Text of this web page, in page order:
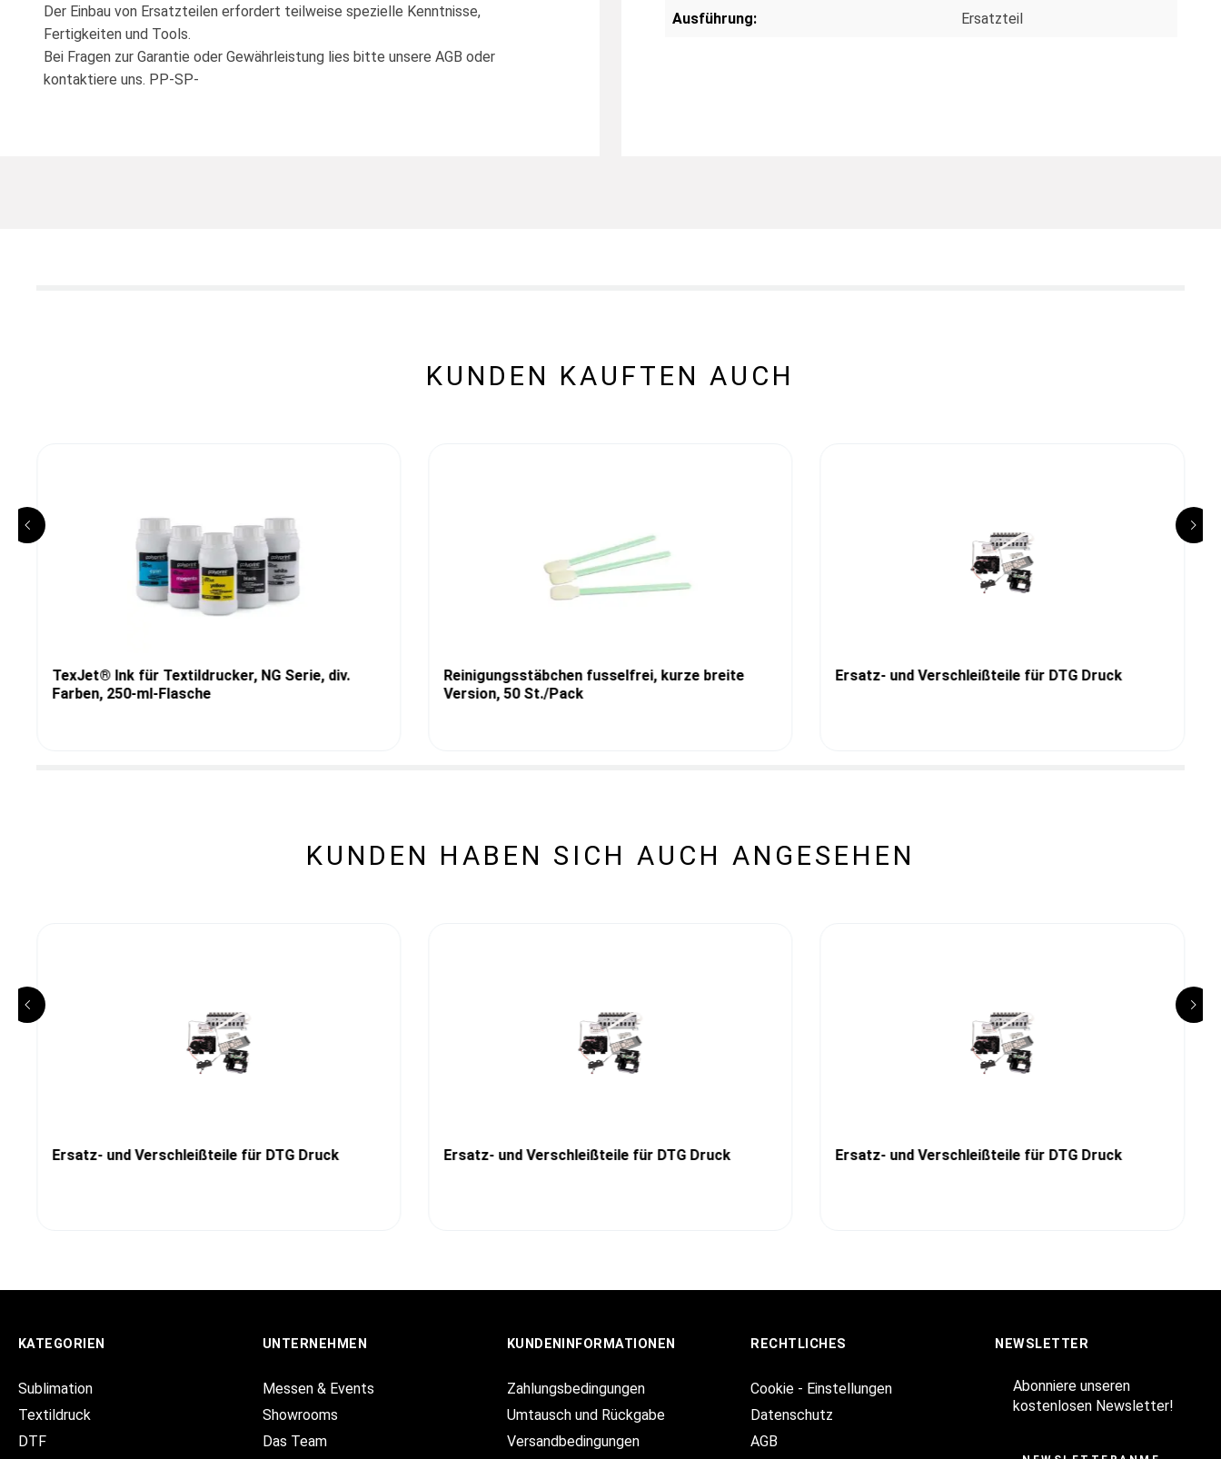
Der Einbau von Ersatzteilen erfordert teilweise spezielle Kenntnisse,
Fertigkeiten und Tools.
Bei Fragen zur Garantie oder Gewährleistung lies bitte unsere AGB oder
kontaktiere uns. PP-SP-
Ausführung: Ersatzteil
KUNDEN KAUFTEN AUCH
TexJet® Ink für Textildrucker, NG Serie, div.
Farben, 250-ml-Flasche
Reinigungsstäbchen fusselfrei, kurze breite
Version, 50 St./Pack
Ersatz- und Verschleißteile für DTG Druck
KUNDEN HABEN SICH AUCH ANGESEHEN
Ersatz- und Verschleißteile für DTG Druck Ersatz- und Verschleißteile für DTG Druck Ersatz- und Verschleißteile für DTG Druck
KATEGORIEN
Sublimation
Textildruck
DTF
UNTERNEHMEN
Messen & Events
Showrooms
Das Team
KUNDENINFORMATIONEN
Zahlungsbedingungen
Umtausch und Rückgabe
Versandbedingungen
RECHTLICHES
Cookie - Einstellungen
Datenschutz
AGB
NEWSLETTER
Abonniere unseren
kostenlosen Newsletter!